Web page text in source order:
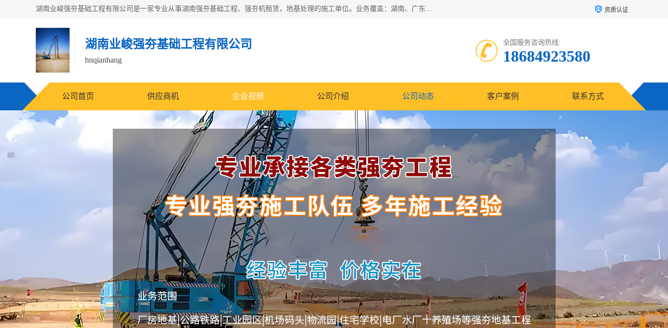
湖南业峻强夯基础工程有限公司是一家专业从事湖南强夯基础工程、强夯机租赁，地基处理的施工单位。业务覆盖：湖南、广东，江西等地。可承接1000KN.m-25000KN.m强夯（置换）工程。公司创始人是国内较早期从事强夯施工的建设者，经过多年的一步一个脚印的发展，在行业内具有较高的度和良好的口碑。 资质认证
湖南业峻强夯基础工程有限公司
hnqianhang
全国服务咨询热线:
18684923580
公司首页 供应商机 企业视频 公司介绍 公司动态 客户案例 联系方式